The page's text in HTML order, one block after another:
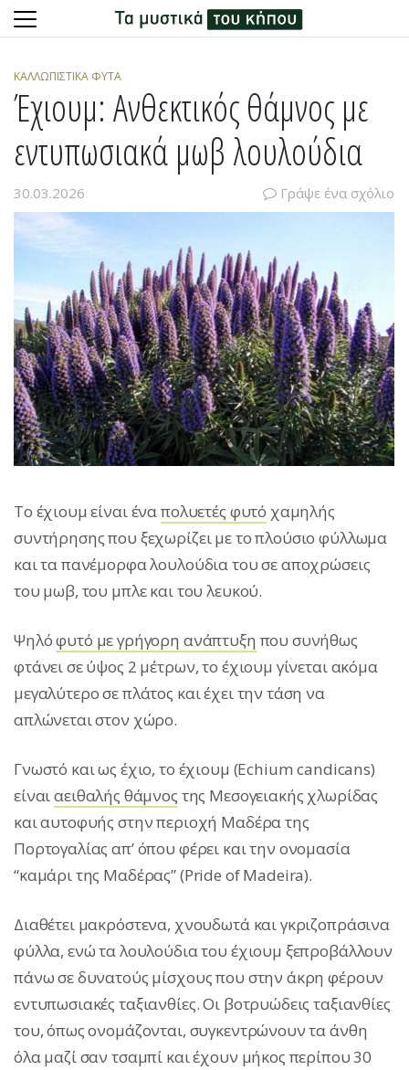
content
ΚΑΛΛΩΠΙΣΤΙΚΆ ΦΥΤΆ
Έχιουμ: Ανθεκτικός θάμνος με
εντυπωσιακά μωβ λουλούδια
30.03.2026 Γράψε ένα σχόλιο
Το έχιουμ είναι έναπολυετές φυτό χαμηλής
συντήρησης που ξεχωρίζει με το πλούσιο φύλλωμα
και τα πανέμορφα λουλούδια του σε αποχρώσεις
του μωβ, του μπλε και του λευκού.
Ψηλόφυτό με γρήγορη ανάπτυξη που συνήθως
φτάνει σε ύψος 2 μέτρων, το έχιουμ γίνεται ακόμα
μεγαλύτερο σε πλάτος και έχει την τάση να
απλώνεται στον χώρο.
Γνωστό και ως έχιο, το έχιουμ (Echium candicans)
είναιαειθαλής θάμνος της Μεσογειακής χλωρίδας
και αυτοφυής στην περιοχή Μαδέρα της
Πορτογαλίας απ’ όπου φέρει και την ονομασία
“καμάρι της Μαδέρας” (Pride of Madeira).
Διαθέτει μακρόστενα, χνουδωτά και γκριζοπράσινα
φύλλα, ενώ τα λουλούδια του έχιουμ ξεπροβάλλουν
πάνω σε δυνατούς μίσχους που στην άκρη φέρουν
εντυπωσιακές ταξιανθίες. Οι βοτρυώδεις ταξιανθίες
του, όπως ονομάζονται, συγκεντρώνουν τα άνθη
όλα μαζί σαν τσαμπί και έχουν μήκος περίπου 30